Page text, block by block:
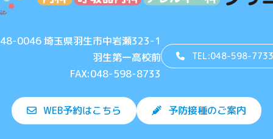
0046 埼玉県羽生市中岩瀬323-1
羽生第一高校前
FAX:048-598-8733
TEL:048-598-7733
WEB予約はこちら 予防接種のご案内